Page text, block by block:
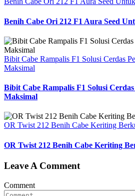
Benih Cabe Ori 212 F1 Aura Seed
Bibit Cabe Rampalis F1 Solusi Cerdas
Maksimal
Bibit Cabe Rampalis F1 Solusi
Maksimal
OR Twist 212 Benih Cabe Keriting
OR Twist 212 Benih Cabe Keriting
Leave A Comment
Comment